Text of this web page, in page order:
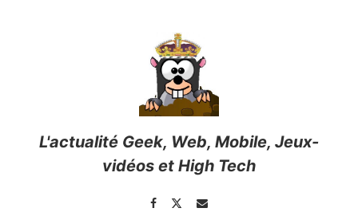
L'actualité Geek, Web, Mobile, Jeux-
vidéos et High Tech